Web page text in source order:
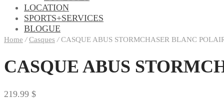
LOCATION
SPORTS+SERVICES
BLOGUE
Home / Casques /CASQUE ABUS STORMCHASER BLANC
CASQUE ABUS
219.99 $